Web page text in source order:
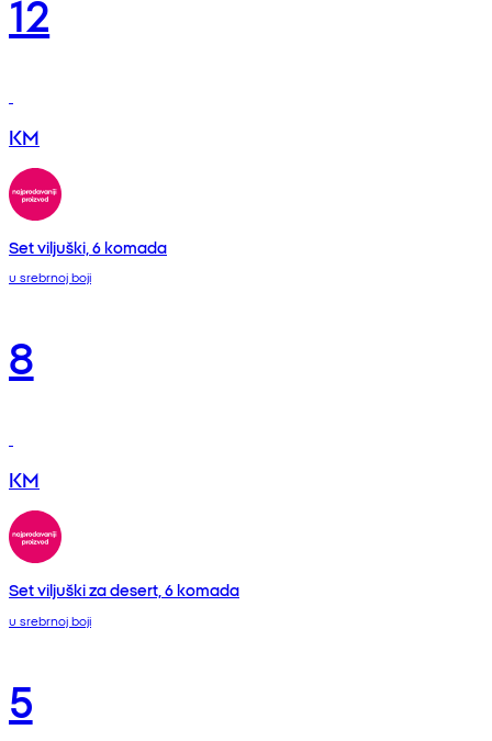
KM
Set viljuški, 6 komada
u srebrnoj boji
8
KM
Set viljuški za desert, 6 komada
u srebrnoj boji
5